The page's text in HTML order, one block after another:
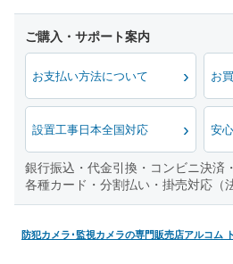
お支払い方法について お
設置工事日本全国対応 安
銀行振込・代金引換・コンビニ決済・
各種カード・分割払い・掛売対応（
防犯カメラ･監視カメラの専門販売店アルコム